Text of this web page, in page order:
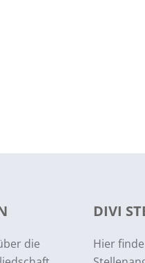
die
DIVI
Hier